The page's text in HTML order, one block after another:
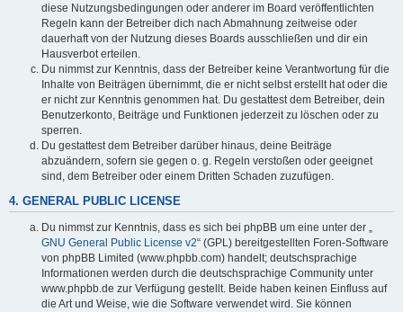
diese Nutzungsbedingungen oder anderer im Board veröffentlichten
Regeln kann der Betreiber dich nach Abmahnung zeitweise oder
dauerhaft von der Nutzung dieses Boards ausschließen und dir ein
Hausverbot erteilen.
Du nimmst zur Kenntnis, dass der Betreiber keine Verantwortung für die
Inhalte von Beiträgen übernimmt, die er nicht selbst erstellt hat oder die
er nicht zur Kenntnis genommen hat. Du gestattest dem Betreiber, dein
Benutzerkonto, Beiträge und Funktionen jederzeit zu löschen oder zu
sperren.
Du gestattest dem Betreiber darüber hinaus, deine Beiträge
abzuändern, sofern sie gegen o. g. Regeln verstoßen oder geeignet
sind, dem Betreiber oder einem Dritten Schaden zuzufügen.
4. GENERAL PUBLIC LICENSE
Du nimmst zur Kenntnis, dass es sich bei phpBB um eine unter der „
GNU General Public License v2“ (GPL) bereitgestellten Foren-Software
von phpBB Limited (www.phpbb.com) handelt; deutschsprachige
Informationen werden durch die deutschsprachige Community unter
www.phpbb.de zur Verfügung gestellt. Beide haben keinen Einfluss auf
die Art und Weise, wie die Software verwendet wird. Sie können